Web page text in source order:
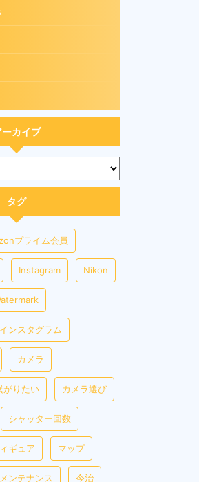
ーカイブ
タグ
プライム会員
Instagram Nikon
インスタグラム
カメラ
がりたい カメラ選び
シャッター回数
ギュア マップ
メンテナンス 今治